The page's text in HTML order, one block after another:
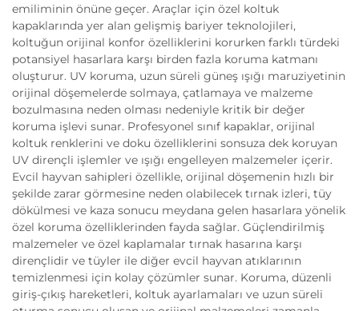
emiliminin önüne geçer. Araçlar için özel koltuk
kapaklarında yer alan gelişmiş bariyer teknolojileri,
koltuğun orijinal konfor özelliklerini korurken farklı türdeki
potansiyel hasarlara karşı birden fazla koruma katmanı
oluşturur. UV koruma, uzun süreli güneş ışığı maruziyetinin
orijinal döşemelerde solmaya, çatlamaya ve malzeme
bozulmasına neden olması nedeniyle kritik bir değer
koruma işlevi sunar. Profesyonel sınıf kapaklar, orijinal
koltuk renklerini ve doku özelliklerini sonsuza dek koruyan
UV dirençli işlemler ve ışığı engelleyen malzemeler içerir.
Evcil hayvan sahipleri özellikle, orijinal döşemenin hızlı bir
şekilde zarar görmesine neden olabilecek tırnak izleri, tüy
dökülmesi ve kaza sonucu meydana gelen hasarlara yönelik
özel koruma özelliklerinden fayda sağlar. Güçlendirilmiş
malzemeler ve özel kaplamalar tırnak hasarına karşı
dirençlidir ve tüyler ile diğer evcil hayvan atıklarının
temizlenmesi için kolay çözümler sunar. Koruma, düzenli
giriş-çıkış hareketleri, koltuk ayarlamaları ve uzun süreli